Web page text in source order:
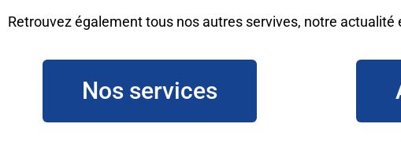
Retrouvez également tous nos autres servives, notre
Nos services